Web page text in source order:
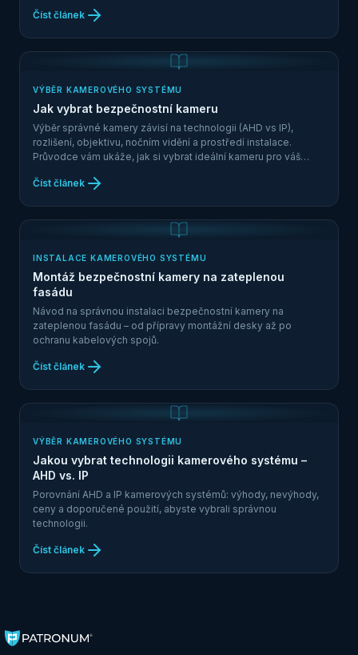
Číst článek
VÝBĚR KAMEROVÉHO SYSTÉMU
Jak vybrat bezpečnostní kameru
Výběr správné kamery závisí na technologii (AHD vs IP),
rozlišení, objektivu, nočním vidění a prostředí instalace.
Průvodce vám ukáže, jak si vybrat ideální kameru pro váš
Číst článek
INSTALACE KAMEROVÉHO SYSTÉMU
Montáž bezpečnostní kamery na zateplenou
fasádu
Návod na správnou instalaci bezpečnostní kamery na
zateplenou fasádu – od přípravy montážní desky až po
ochranu kabelových spojů.
Číst článek
VÝBĚR KAMEROVÉHO SYSTÉMU
Jakou vybrat technologii kamerového systému –
AHD vs. IP
Porovnání AHD a IP kamerových systémů: výhody, nevýhody,
ceny a doporučené použití, abyste vybrali správnou
technologii.
Číst článek